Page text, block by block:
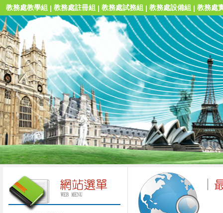
教務處教學組 | 教務處註冊組 | 教務處試務組 | 教務處設備組 | 教務處